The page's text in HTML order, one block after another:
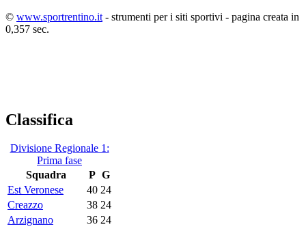
© www.sportrentino.it - strumenti per i siti sportivi - pagina creata in
0,357 sec.
Classifica
Divisione Regionale 1:
Prima fase
Squadra
P G
Est Veronese
40 24
Creazzo
38 24
Arzignano
36 24